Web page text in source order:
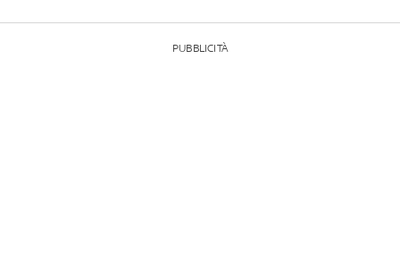
PUBBLICITÀ